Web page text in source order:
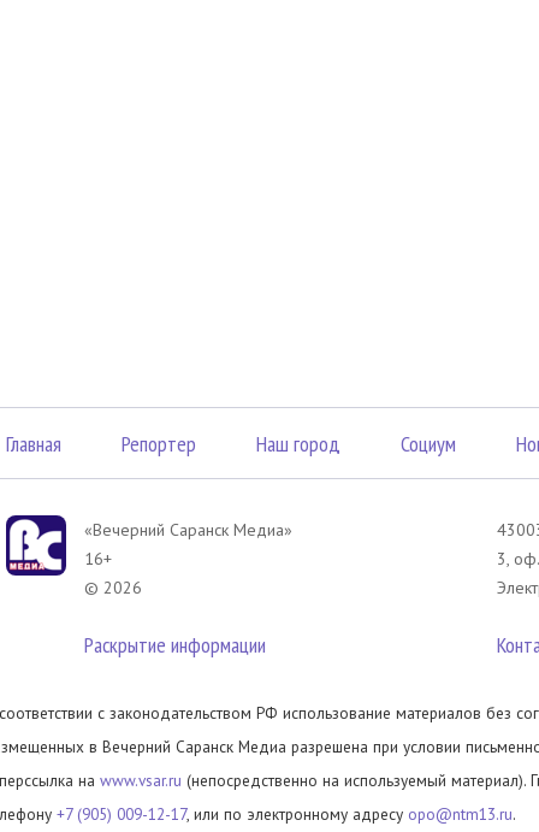
Главная Репортер Наш город Социум
«Вечерний Саранск Mедиа»
16+
© 2026
Раскрытие информации
3,
с законодательством РФ использование материалов без
в Вечерний Саранск Медиа разрешена при условии
на www.vsar.ru (непосредственно на используемый материал).
+7 (905) 009-12-17, или по электронному адресу opo@ntm13.ru.